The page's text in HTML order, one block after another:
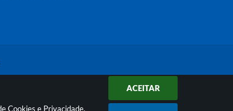
Cookies e Privacidade.
ACEITAR